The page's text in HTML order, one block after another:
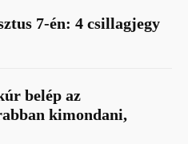
7-én: 4 csillagjegy
belép az
kimondani,